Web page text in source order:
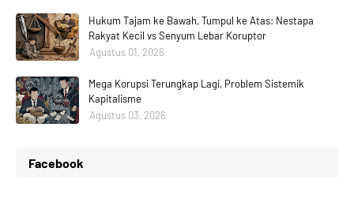
Hukum Tajam ke Bawah, Tumpul ke Atas: Nestapa
Rakyat Kecil vs Senyum Lebar Koruptor
Agustus 01, 2026
Mega Korupsi Terungkap Lagi, Problem Sistemik
Kapitalisme
Agustus 03, 2026
Facebook